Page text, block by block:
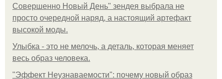
Совершенно Новый День" зендея выбрала не
просто очередной наряд, а настоящий артефакт
высокой моды.
Улыбка - это не мелочь, а деталь, которая меняет
весь образ человека.
"Эффект Неузнаваемости": почему новый образ